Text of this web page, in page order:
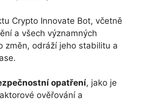
Crypto Innovate Bot, včetně
a všech významných
změn, odráží jeho stabilitu a
opatření, jako je
ověřování a